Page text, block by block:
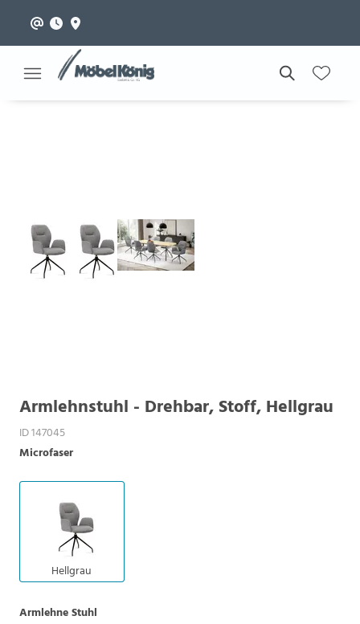
Armlehnstuhl - Drehbar, Stoff, Hellgrau
ID 147045
Microfaser
Hellgrau
Armlehne Stuhl